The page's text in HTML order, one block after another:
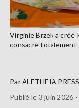
Virginie Brzek a créé
consacre totalement
ParALETHEIA PRESS
Publié le 3 juin 2026